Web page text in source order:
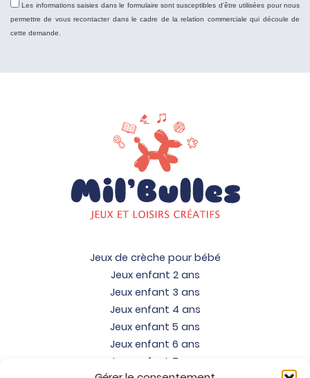
Les informations saisies dans le formulaire sont susceptibles d'être utilisées pour nous
permettre de vous recontacter dans le cadre de la relation commerciale qui découle de
cette demande.
Jeux de crèche pour bébé
Jeux enfant 2 ans
Jeux enfant 3 ans
Jeux enfant 4 ans
Jeux enfant 5 ans
Jeux enfant 6 ans
Jeux enfant 7 ans